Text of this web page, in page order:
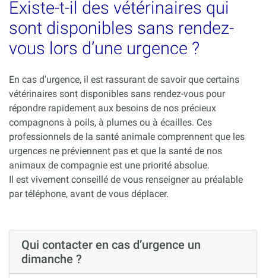
Existe-t-il des vétérinaires qui
sont disponibles sans rendez-
vous lors d’une urgence ?
En cas d'urgence, il est rassurant de savoir que certains
vétérinaires sont disponibles sans rendez-vous pour
répondre rapidement aux besoins de nos précieux
compagnons à poils, à plumes ou à écailles. Ces
professionnels de la santé animale comprennent que les
urgences ne préviennent pas et que la santé de nos
animaux de compagnie est une priorité absolue.
Il est vivement conseillé de vous renseigner au préalable
par téléphone, avant de vous déplacer.
Qui contacter en cas d’urgence un
dimanche ?